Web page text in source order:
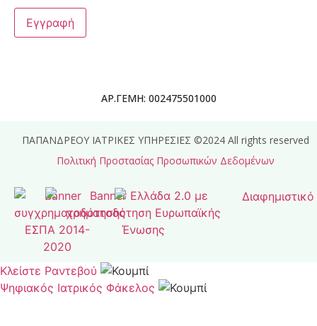
ΑΡ.ΓΕΜΗ: 002475501000
ΠΑΠΑΝΔΡΕΟΥ ΙΑΤΡΙΚΕΣ ΥΠΗΡΕΣΙΕΣ ©2024 All rights reserved
Πολιτική Προστασίας Προσωπικών Δεδομένων
Κλείστε Ραντεβού
Ψηφιακός Ιατρικός Φάκελος